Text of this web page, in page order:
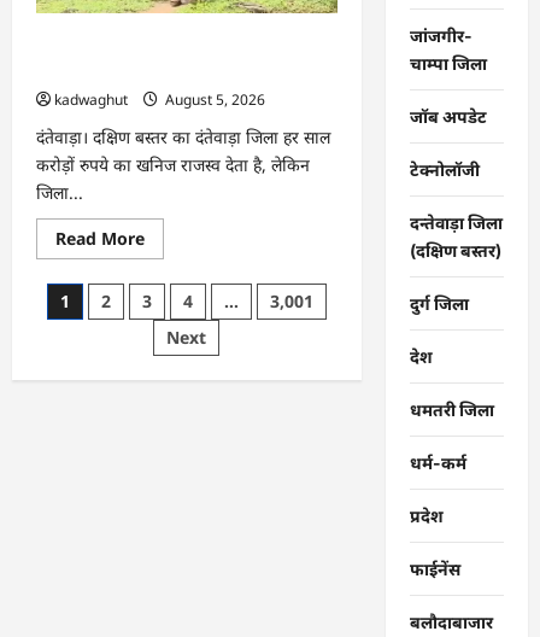
थे
खुलासा
kadwaghut
August 5, 2026
दंतेवाड़ा। दक्षिण बस्तर का दंतेवाड़ा जिला हर साल
करोड़ों रुपये का खनिज राजस्व देता है, लेकिन
जिला...
Read MoreRead
more
CG
:
खाट
एक
Posts
1 2 3 4 …
3,001
Next
जांजगीर-
चाम्पा जिला
जॉब अपडेट
टेक्नोलॉजी
दन्तेवाड़ा जिला
(दक्षिण बस्तर)
दुर्ग जिला
देश
धमतरी जिला
धर्म-कर्म
प्रदेश
फाईनेंस
बलौदाबाजार